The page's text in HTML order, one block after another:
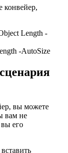
конвейер,
Length -
-AutoSize
вы можете
вам не
его